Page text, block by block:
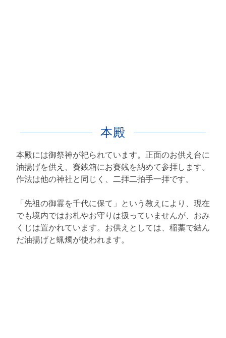
本殿
本殿には御祭神が祀られています。正面のお供え台に
油揚げを供え、賽銭箱にお賽銭を納めて参拝します。
作法は他の神社と同じく、二拝二拍手一拝です。
「先祖の御霊を千代に保て」という教えにより、現在
でも境内ではお札やお守りは扱っていませんが、おみ
くじは置かれています。お供えとしては、稲藁で結ん
だ油揚げと蝋燭が使われます。